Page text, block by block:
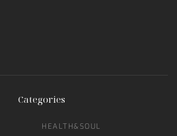
Categories
HEALTH&SOUL